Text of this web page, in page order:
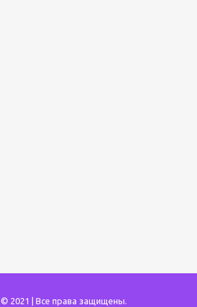
© 2021 | Все права защищены.